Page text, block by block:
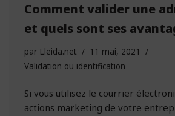
Comment valider une
et quels sont ses
par Lleida.net
11 mai, 2021
Validation ou identification
Si vous utilisez le courrier
actions marketing de votre